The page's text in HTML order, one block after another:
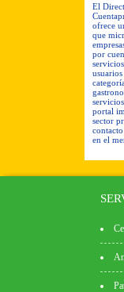
El
ofrece
que
por
portal
sector
en el